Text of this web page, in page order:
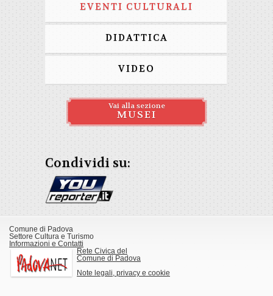
EVENTI CULTURALI
DIDATTICA
VIDEO
Vai alla sezione
MUSEI
Condividi su:
Comune di Padova
Settore Cultura e Turismo
Informazioni e Contatti
Rete Civica del
Comune di Padova
Note legali, privacy e cookie